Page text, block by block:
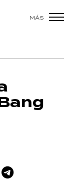
MÁS